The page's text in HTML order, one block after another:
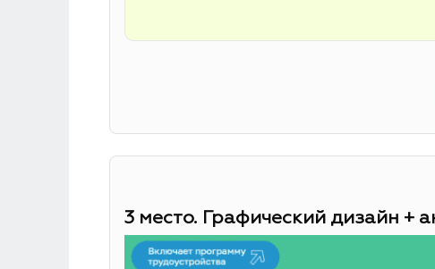
3 место. Графический дизайн +